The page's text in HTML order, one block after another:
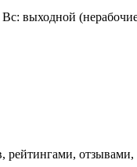
выходной
рейтингами,